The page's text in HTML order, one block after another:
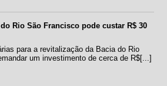
Rio São Francisco pode custar R$ 30
para a revitalização da Bacia do Rio
um investimento de cerca de R$[...]